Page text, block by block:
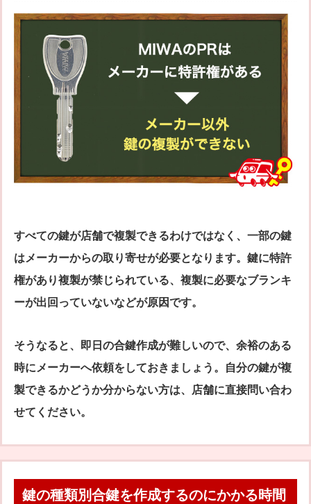
すべての鍵が店舗で複製できるわけではなく、一部の鍵
はメーカーからの取り寄せが必要となります。鍵に特許
権があり複製が禁じられている、複製に必要なブランキ
ーが出回っていないなどが原因です。
そうなると、即日の合鍵作成が難しいので、余裕のある
時にメーカーへ依頼をしておきましょう。自分の鍵が複
製できるかどうか分からない方は、店舗に直接問い合わ
せてください。
鍵の種類別合鍵を作成するのにかかる時間